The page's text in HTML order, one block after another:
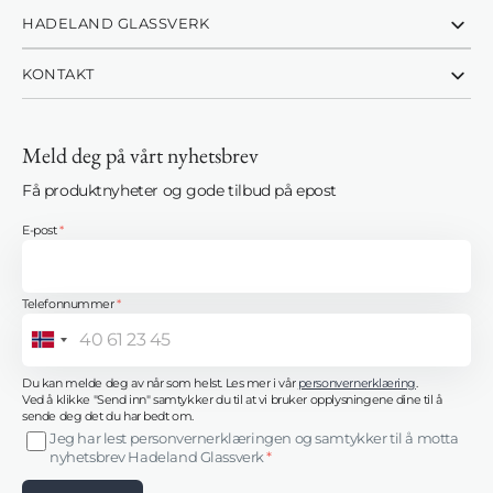
HADELAND GLASSVERK
KONTAKT
Meld deg på vårt nyhetsbrev
Få produktnyheter og gode tilbud på epost
E-post*
Telefonnummer*
Norway
Du kan melde deg av når som helst. Les mer i vår personvernerklæring.
Ved å klikke "Send inn" samtykker du til at vi bruker opplysningene dine til å
sende deg det du har bedt om.
Jeg har lest personvernerklæringen og samtykker til å motta
nyhetsbrev Hadeland Glassverk *